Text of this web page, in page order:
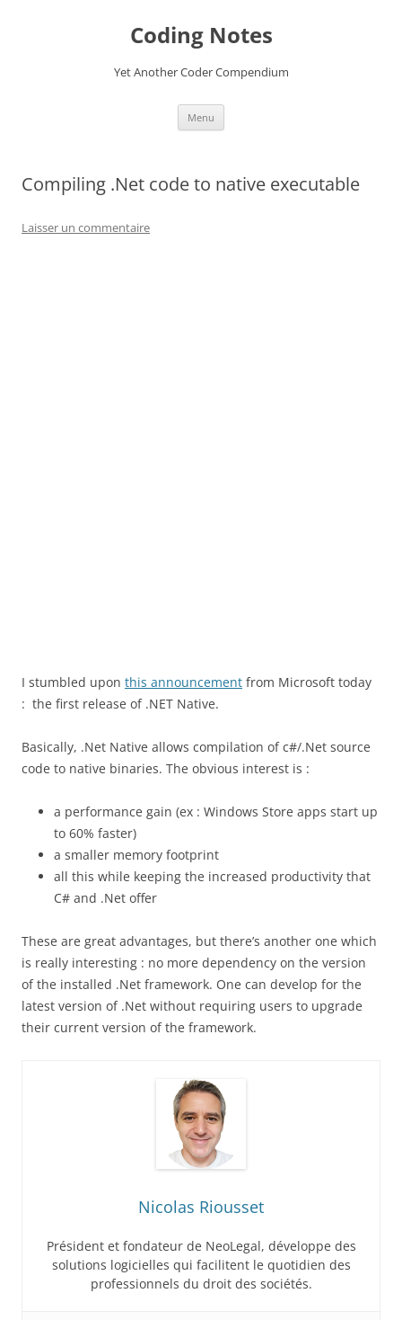
Coding Notes
Yet Another Coder Compendium
Menu
Compiling .Net code to native executable
Laisser un commentaire
I stumbled upon this announcement from Microsoft today
: the first release of .NET Native.
Basically, .Net Native allows compilation of c#/.Net source
code to native binaries. The obvious interest is :
a performance gain (ex : Windows Store apps start up
to 60% faster)
a smaller memory footprint
all this while keeping the increased productivity that
C# and .Net offer
These are great advantages, but there’s another one which
is really interesting : no more dependency on the version
of the installed .Net framework. One can develop for the
latest version of .Net without requiring users to upgrade
their current version of the framework.
Nicolas Riousset
Président et fondateur de NeoLegal, développe des
solutions logicielles qui facilitent le quotidien des
professionnels du droit des sociétés.